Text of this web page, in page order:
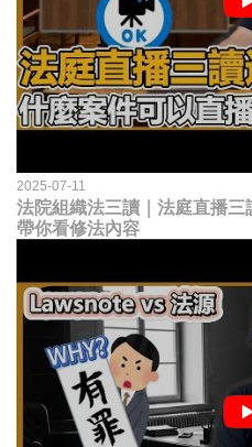
2025-07-11
法院組織法三讀｜法庭直播
帶你看修法內容